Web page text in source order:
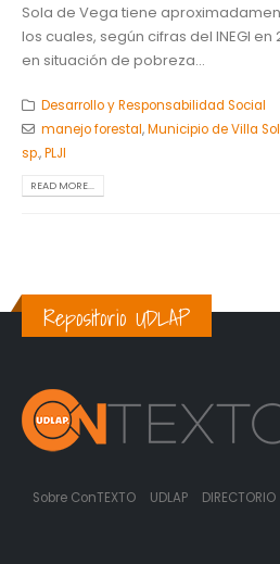
Sola de Vega tiene
los cuales, según cifras del INEGI en
en situación de pobreza...
Desarrollo y Responsabilidad Social
manejo forestal,Municipio de Villa
sp.,PLJI
READ MORE...
Repositorio UDLAP
Sobre ConTEXTO UDLAP DIRECTORIO